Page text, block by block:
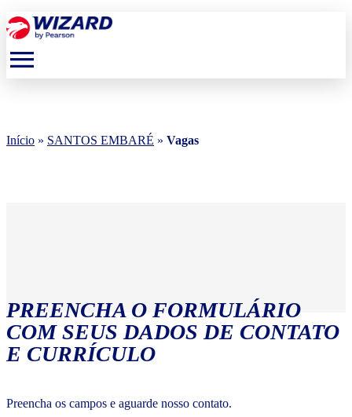
menu
Início » SANTOS EMBARÉ » Vagas
PREENCHA O FORMULÁRIO
COM SEUS DADOS DE CONTATO
E CURRÍCULO
Preencha os campos e aguarde nosso contato.